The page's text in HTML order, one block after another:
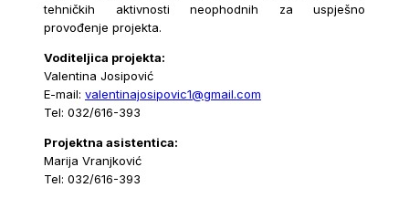
tehničkih aktivnosti neophodnih za uspješno
provođenje projekta.
Voditeljica projekta:
Valentina Josipović
E-mail: valentinajosipovic1@gmail.com
Tel: 032/616-393
Projektna asistentica:
Marija Vranjković
Tel: 032/616-393